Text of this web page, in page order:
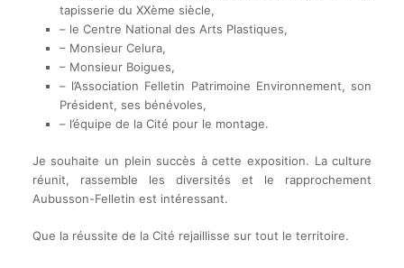
tapisserie du XXème siècle,
– le Centre National des Arts Plastiques,
– Monsieur Celura,
– Monsieur Boigues,
– l’Association Felletin Patrimoine Environnement, son
Président, ses bénévoles,
– l’équipe de la Cité pour le montage.
Je souhaite un plein succès à cette exposition. La culture
réunit, rassemble les diversités et le rapprochement
Aubusson-Felletin est intéressant.
Que la réussite de la Cité rejaillisse sur tout le territoire.